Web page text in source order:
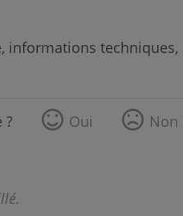
informations
? Oui Non